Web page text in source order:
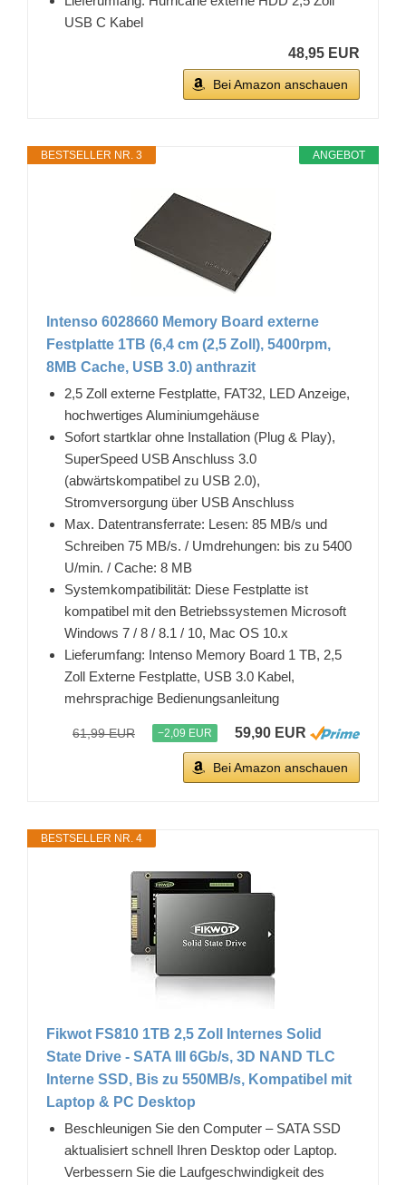
USB C Kabel
48,95 EUR
Bei Amazon anschauen
ANGEBOT
BESTSELLER NR. 3
Intenso 6028660 Memory Board externe
Festplatte 1TB (6,4 cm (2,5 Zoll), 5400rpm,
8MB Cache, USB 3.0) anthrazit
2,5 Zoll externe Festplatte, FAT32, LED Anzeige,
hochwertiges Aluminiumgehäuse
Sofort startklar ohne Installation (Plug & Play),
SuperSpeed USB Anschluss 3.0
(abwärtskompatibel zu USB 2.0),
Stromversorgung über USB Anschluss
Max. Datentransferrate: Lesen: 85 MB/s und
Schreiben 75 MB/s. / Umdrehungen: bis zu 5400
U/min. / Cache: 8 MB
Systemkompatibilität: Diese Festplatte ist
kompatibel mit den Betriebssystemen Microsoft
Windows 7 / 8 / 8.1 / 10, Mac OS 10.x
Lieferumfang: Intenso Memory Board 1 TB, 2,5
Zoll Externe Festplatte, USB 3.0 Kabel,
mehrsprachige Bedienungsanleitung
61,99 EUR −2,09 EUR 59,90 EUR
Bei Amazon anschauen
BESTSELLER NR. 4
Fikwot FS810 1TB 2,5 Zoll Internes Solid
State Drive - SATA III 6Gb/s, 3D NAND TLC
Interne SSD, Bis zu 550MB/s, Kompatibel mit
Laptop & PC Desktop
Beschleunigen Sie den Computer – SATA SSD
aktualisiert schnell Ihren Desktop oder Laptop.
Verbessern Sie die Laufgeschwindigkeit des